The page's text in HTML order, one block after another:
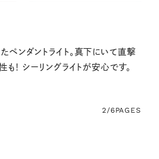
ンダントライト。真下にいて直撃
！ シーリングライトが安心です。
2/6PAGES